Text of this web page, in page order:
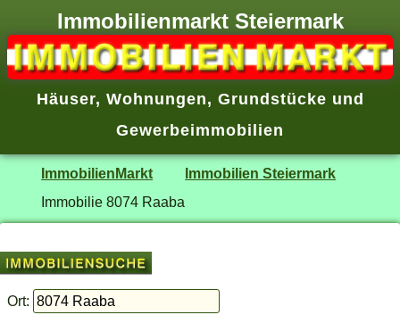
Immobilienmarkt Steiermark
Häuser, Wohnungen, Grundstücke und
Gewerbeimmobilien
ImmobilienMarkt
Immobilien Steiermark
Immobilie 8074 Raaba
Ort: